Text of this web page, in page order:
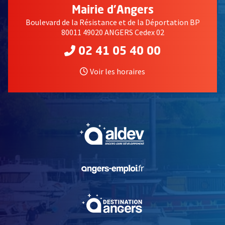
Mairie d'Angers
Boulevard de la Résistance et de la Déportation BP
80011 49020 ANGERS Cedex 02
02 41 05 40 00
Voir les horaires
, Ouvre une nouvelle